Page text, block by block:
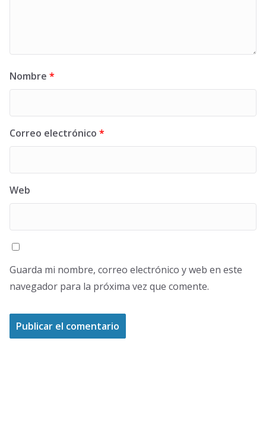
Nombre *
Correo electrónico *
Web
Guarda mi nombre, correo electrónico y web en este
navegador para la próxima vez que comente.